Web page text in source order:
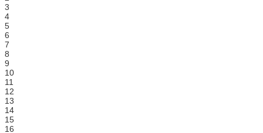
3
4
5
6
7
8
9
10
11
12
13
14
15
16